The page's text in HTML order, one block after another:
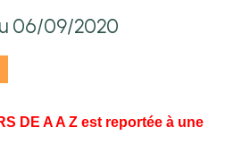
06/09/2020
DE A A Z est reportée à une